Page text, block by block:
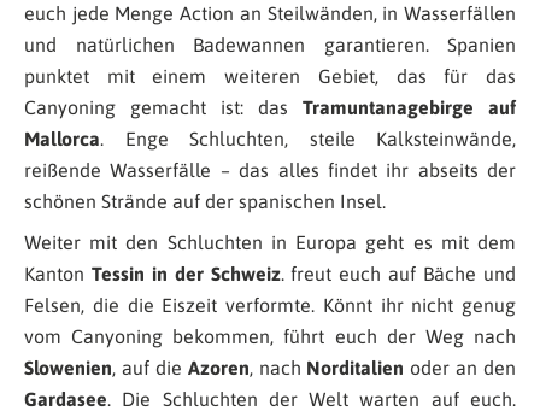
euch jede Menge Action an Steilwänden, in Wasserfällen
und natürlichen Badewannen garantieren. Spanien
punktet mit einem weiteren Gebiet, das für das
Canyoning gemacht ist: das Tramuntanagebirge auf
Mallorca. Enge Schluchten, steile Kalksteinwände,
reißende Wasserfälle – das alles findet ihr abseits der
schönen Strände auf der spanischen Insel.
Weiter mit den Schluchten in Europa geht es mit dem
Kanton Tessin in der Schweiz. freut euch auf Bäche und
Felsen, die die Eiszeit verformte. Könnt ihr nicht genug
vom Canyoning bekommen, führt euch der Weg nach
Slowenien, auf die Azoren, nach Norditalien oder an den
Gardasee. Die Schluchten der Welt warten auf euch.